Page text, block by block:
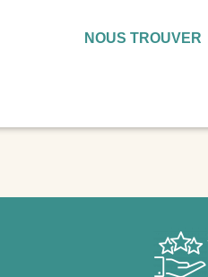
NOUS TROUVER